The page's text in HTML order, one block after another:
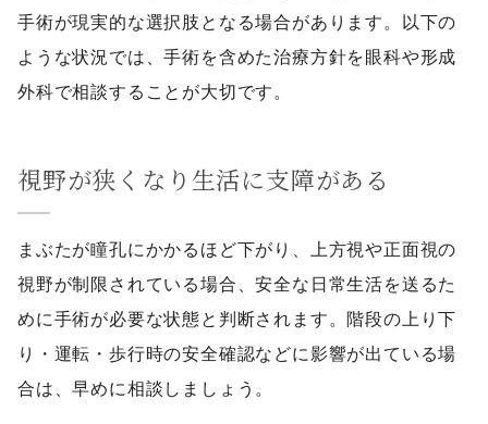
手術が現実的な選択肢となる場合があります。以下の
ような状況では、手術を含めた治療方針を眼科や形成
外科で相談することが大切です。
視野が狭くなり生活に支障がある
まぶたが瞳孔にかかるほど下がり、上方視や正面視の
視野が制限されている場合、安全な日常生活を送るた
めに手術が必要な状態と判断されます。階段の上り下
り・運転・歩行時の安全確認などに影響が出ている場
合は、早めに相談しましょう。